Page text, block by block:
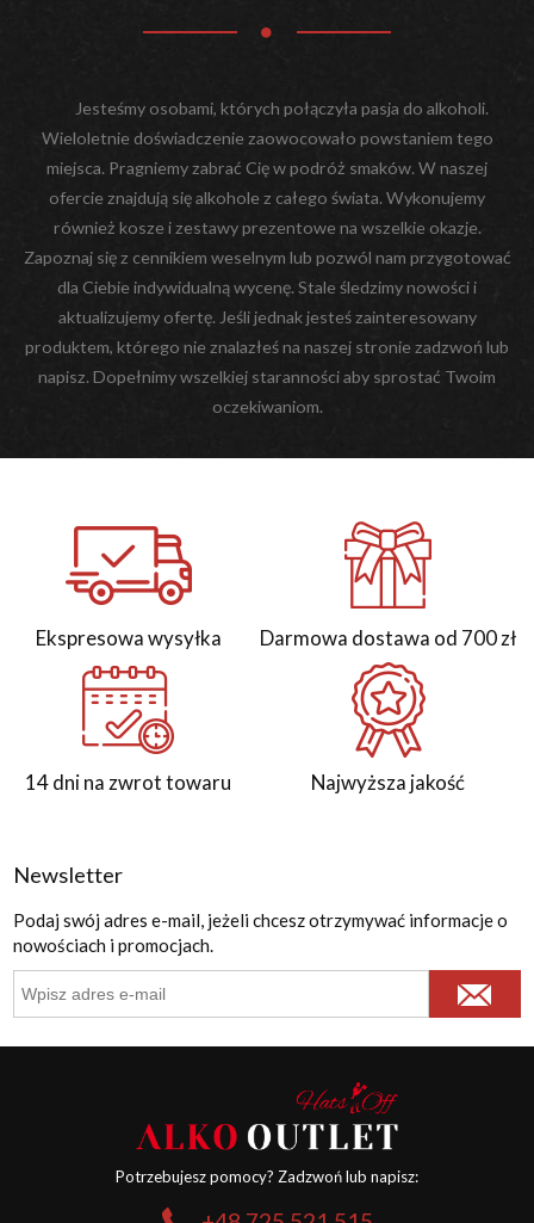
Jesteśmy osobami, których połączyła pasja do alkoholi.
Wieloletnie doświadczenie zaowocowało powstaniem tego
miejsca. Pragniemy zabrać Cię w podróż smaków. W naszej
ofercie znajdują się alkohole z całego świata. Wykonujemy
również kosze i zestawy prezentowe na wszelkie okazje.
Zapoznaj się z cennikiem weselnym lub pozwól nam przygotować
dla Ciebie indywidualną wycenę. Stale śledzimy nowości i
aktualizujemy ofertę. Jeśli jednak jesteś zainteresowany
produktem, którego nie znalazłeś na naszej stronie zadzwoń lub
napisz. Dopełnimy wszelkiej staranności aby sprostać Twoim
oczekiwaniom.
Ekspresowa wysyłka Darmowa dostawa od 700 zł
14 dni na zwrot towaru Najwyższa jakość
Newsletter
Podaj swój adres e-mail, jeżeli chcesz otrzymywać informacje o
nowościach i promocjach.
Potrzebujesz pomocy? Zadzwoń lub napisz: